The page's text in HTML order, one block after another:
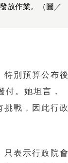
放作業。（圖／
特別預算公布後
。她坦言，
挑戰，因此行政
只表示行政院會